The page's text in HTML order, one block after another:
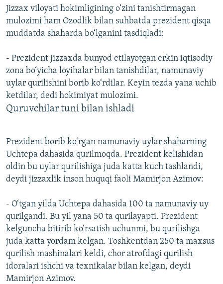
Jizzax viloyati hokimligining o‘zini tanishtirmagan
mulozimi ham Ozodlik bilan suhbatda prezident qisqa
muddatda shaharda bo‘lganini tasdiqladi:
- Prezident Jizzaxda bunyod etilayotgan erkin iqtisodiy
zona bo‘yicha loyihalar bilan tanishdilar, namunaviy
uylar qurilishini borib ko‘rdilar. Keyin tezda yana uchib
ketdilar, dedi hokimiyat mulozimi.
Quruvchilar tuni bilan ishladi
Prezident borib ko‘rgan namunaviy uylar shaharning
Uchtepa dahasida qurilmoqda. Prezident kelishidan
oldin bu uylar qurilishiga juda katta kuch tashlandi,
deydi jizzaxlik inson huquqi faoli Mamirjon Azimov:
- O‘tgan yilda Uchtepa dahasida 100 ta namunaviy uy
qurilgandi. Bu yil yana 50 ta qurilayapti. Prezident
kelguncha bitirib ko‘rsatish uchunmi, bu qurilishga
juda katta yordam kelgan. Toshkentdan 250 ta maxsus
qurilish mashinalari keldi, chor atrofdagi qurilish
idoralari ishchi va texnikalar bilan kelgan, deydi
Mamirjon Azimov.